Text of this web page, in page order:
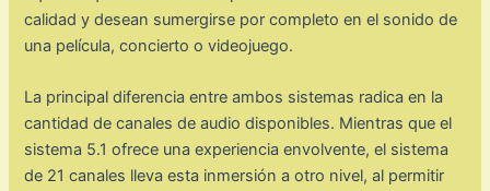
calidad y desean sumergirse por completo en el sonido de
una película, concierto o videojuego.
La principal diferencia entre ambos sistemas radica en la
cantidad de canales de audio disponibles. Mientras que el
sistema 5.1 ofrece una experiencia envolvente, el sistema
de 21 canales lleva esta inmersión a otro nivel, al permitir